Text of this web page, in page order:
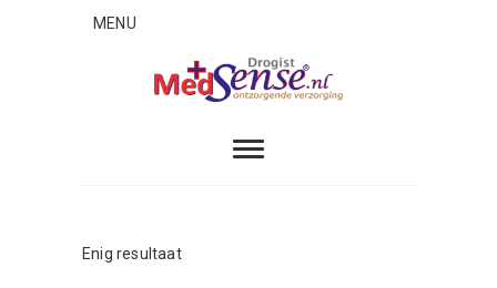
MENU
Enig resultaat